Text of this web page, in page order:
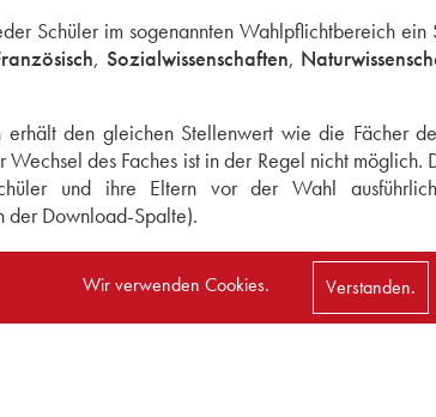
Schüler im sogenannten Wahlpflichtbereich ein
, Sozialwissenschaften,
erhält den gleichen Stellenwert wie die Fächer
Wechsel des Faches ist in der Regel nicht möglich.
und ihre Eltern vor der Wahl
der Download-Spalte).
Wir verwenden Cookies. Verstanden.